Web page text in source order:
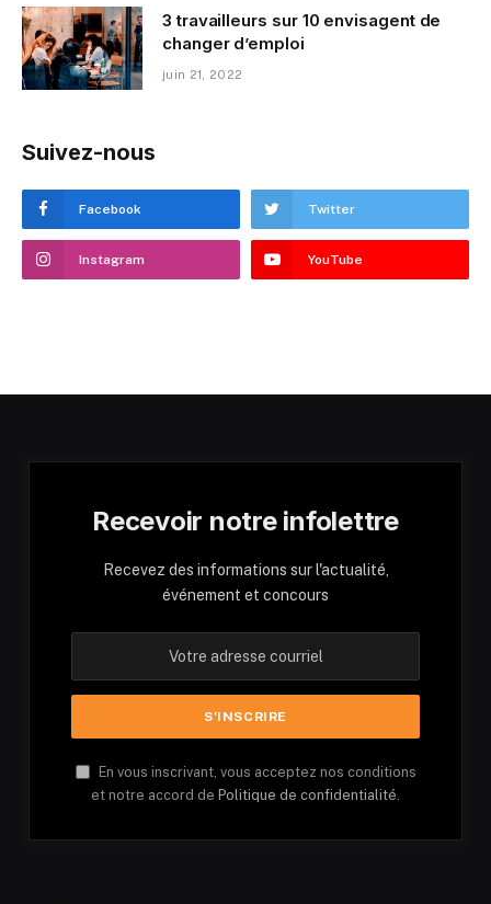
3 travailleurs sur 10 envisagent de
changer d’emploi
juin 21, 2022
Suivez-nous
Facebook Twitter
Instagram YouTube
Recevoir notre infolettre
Recevez des informations sur l'actualité,
événement et concours
En vous inscrivant, vous acceptez nos conditions
et notre accord de Politique de confidentialité.